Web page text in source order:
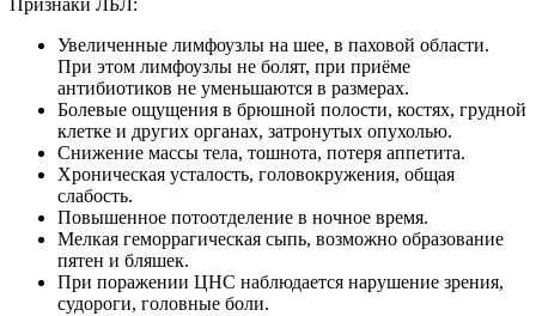
Признаки ЛБЛ:
Увеличенные лимфоузлы на шее, в паховой области.
При этом лимфоузлы не болят, при приёме
антибиотиков не уменьшаются в размерах.
Болевые ощущения в брюшной полости, костях, грудной
клетке и других органах, затронутых опухолью.
Снижение массы тела, тошнота, потеря аппетита.
Хроническая усталость, головокружения, общая
слабость.
Повышенное потоотделение в ночное время.
Мелкая геморрагическая сыпь, возможно образование
пятен и бляшек.
При поражении ЦНС наблюдается нарушение зрения,
судороги, головные боли.